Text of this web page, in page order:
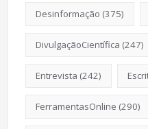
Desinformação (375)
DivulgaçãoCientífica (247)
Entrevista (242)
FerramentasOnline (290)